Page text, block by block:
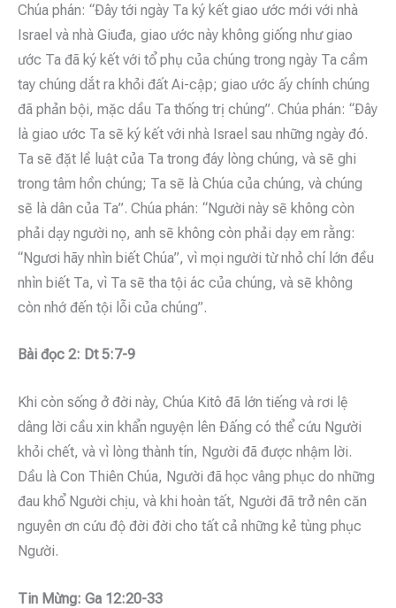
Chúa phán: “Ðây tới ngày Ta ký kết giao ước mới với nhà
Israel và nhà Giuđa, giao ước này không giống như giao
ước Ta đã ký kết với tổ phụ của chúng trong ngày Ta cầm
tay chúng dắt ra khỏi đất Ai-cập; giao ước ấy chính chúng
đã phản bội, mặc dầu Ta thống trị chúng”. Chúa phán: “Ðây
là giao ước Ta sẽ ký kết với nhà Israel sau những ngày đó.
Ta sẽ đặt lề luật của Ta trong đáy lòng chúng, và sẽ ghi
trong tâm hồn chúng; Ta sẽ là Chúa của chúng, và chúng
sẽ là dân của Ta”. Chúa phán: “Người này sẽ không còn
phải dạy người nọ, anh sẽ không còn phải dạy em rằng:
“Ngươi hãy nhìn biết Chúa”, vì mọi người từ nhỏ chí lớn đều
nhìn biết Ta, vì Ta sẽ tha tội ác của chúng, và sẽ không
còn nhớ đến tội lỗi của chúng”.
Bài đọc 2: Dt 5:7-9
Khi còn sống ở đời này, Chúa Kitô đã lớn tiếng và rơi lệ
dâng lời cầu xin khẩn nguyện lên Ðấng có thể cứu Người
khỏi chết, và vì lòng thành tín, Người đã được nhậm lời.
Dầu là Con Thiên Chúa, Người đã học vâng phục do những
đau khổ Người chịu, và khi hoàn tất, Người đã trở nên căn
nguyên ơn cứu độ đời đời cho tất cả những kẻ tùng phục
Người.
Tin Mừng: Ga 12:20-33